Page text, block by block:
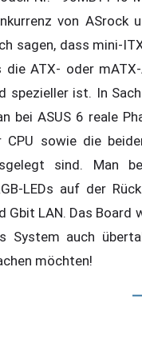
von ASrock
sagen, dass mini-
die ATX- oder
spezieller ist. In
bei ASUS 6 reale
CPU sowie die
sind. Man
LEDs auf der
Gbit LAN. Das Board
System auch
möchten!